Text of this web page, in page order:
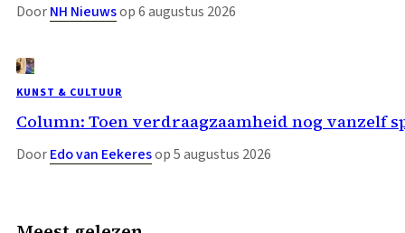
DoorNH Nieuwsop 6 augustus 2026
KUNST & CULTUUR
Column: Toen verdraagzaamheid nog vanzelf
DoorEdo van Eekeresop 5 augustus 2026